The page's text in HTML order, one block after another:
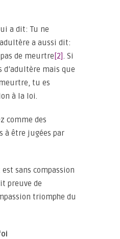
a dit: Tu ne
a aussi dit:
de meurtre [2]. Si
d’adultère mais que
tu es
à la loi.
comme des
à être jugées par
sans compassion
preuve de
triomphe du